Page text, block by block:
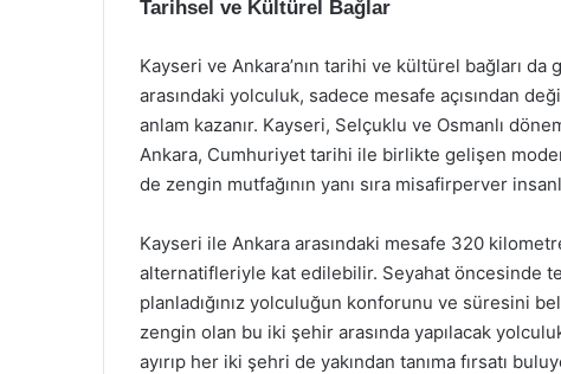
Tarihsel ve Kültürel Bağlar
Kayseri ve Ankara’nın tarihi ve kültürel bağları
arasındaki yolculuk, sadece mesafe açısından
anlam kazanır. Kayseri, Selçuklu ve Osmanlı
Ankara, Cumhuriyet tarihi ile birlikte gelişen
de zengin mutfağının yanı sıra misafirperver
Kayseri ile Ankara arasındaki mesafe 320
alternatifleriyle kat edilebilir. Seyahat öncesinde
planladığınız yolculuğun konforunu ve süresini
zengin olan bu iki şehir arasında yapılacak
ayırıp her iki şehri de yakından tanıma fırsatı